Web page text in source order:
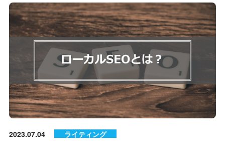
2023.07.04
ライティング